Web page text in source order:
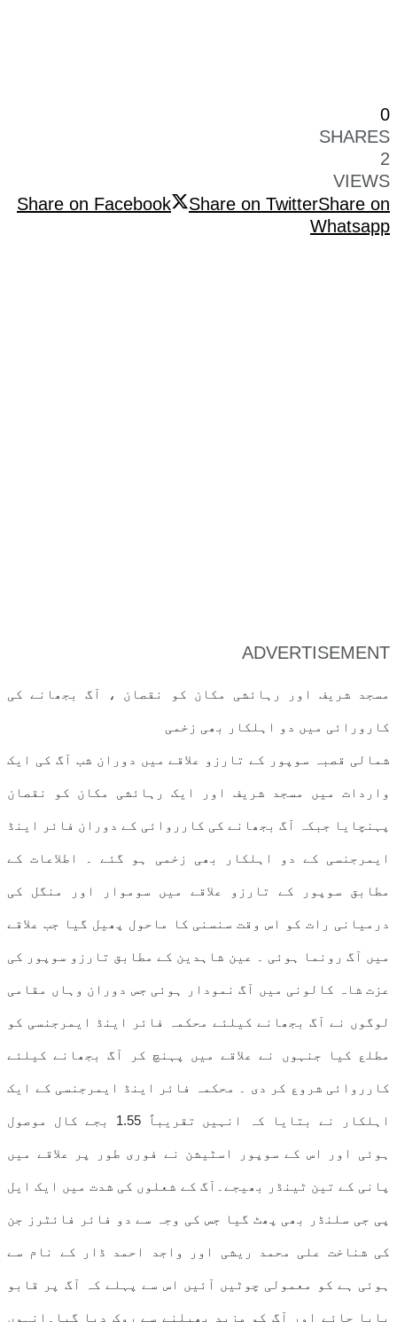
0
SHARES
2
VIEWS
Share on Facebook
Share on TwitterShare on
Whatsapp
ADVERTISEMENT
مسجد شریف اور رہائشی مکان کو نقصان ، آگ بجھانے کی
کارورائی میں دو اہلکار بھی زخمی
شمالی قصبہ سوپور کے تارزو علاقے میں دوران شب آگ کی ایک
واردات میں مسجد شریف اور ایک رہائشی مکان کو نقصان
پہنچایا جبکہ آگ بجھانے کی کارروائی کے دوران فائر اینڈ
ایمرجنسی کے دو اہلکار بھی زخمی ہو گئے ۔ اطلاعات کے
مطابق سوپور کے تارزو علاقے میں سوموار اور منگل کی
درمیانی رات کو اس وقت سنسنی کا ماحول پھیل گیا جب علاقے
میں آگ رونما ہوئی ۔ عین شاہدین کے مطابق تارزو سوپور کی
عزت شاہ کالونی میں آگ نمودار ہوئی جس دوران وہاں مقامی
لوگوں نے آگ بجھانے کیلئے محکمہ فائر اینڈ ایمرجنسی کو
مطلع کیا جنہوں نے علاقے میں پہنچ کر آگ بجھانے کیلئے
کارروائی شروع کر دی ۔ محکمہ فائر اینڈ ایمرجنسی کے ایک
اہلکار نے بتایا کہ انہیں تقریباً 1.55 بجے کال موصول
ہوئی اور اس کے سوپور اسٹیشن نے فوری طور پر علاقے میں
پانی کے تین ٹینڈر بھیجے۔آگ کے شعلوں کی شدت میں ایک ایل
پی جی سلنڈر بھی پھٹ گیا جس کی وجہ سے دو فائر فائٹرز جن
کی شناخت علی محمد ریشی اور واجد احمد ڈار کے نام سے
ہوئی ہے کو معمولی چوٹیں آئیں اس سے پہلے کہ آگ پر قابو
پایا جائے اور آگ کو مزید پھیلنے سے روک دیا گیا۔انہوں